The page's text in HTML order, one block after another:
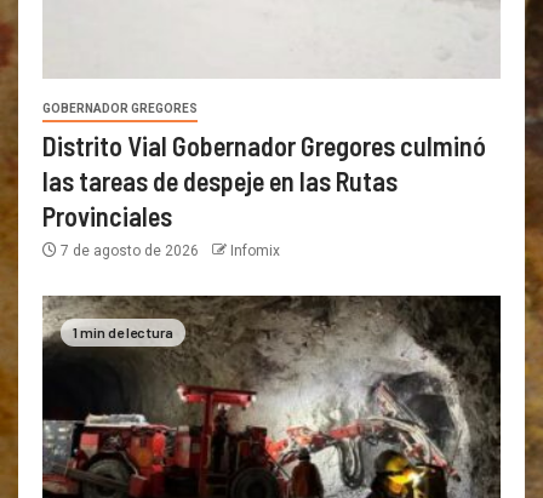
GOBERNADOR GREGORES
Distrito Vial Gobernador Gregores culminó
las tareas de despeje en las Rutas
Provinciales
7 de agosto de 2026 Infomix
1 min de lectura